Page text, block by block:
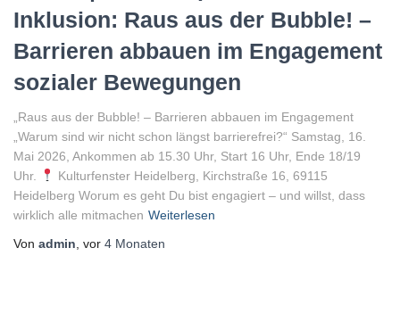
Inklusion: Raus aus der Bubble! –
Barrieren abbauen im Engagement
sozialer Bewegungen
„Raus aus der Bubble! – Barrieren abbauen im Engagement
„Warum sind wir nicht schon längst barrierefrei?“ Samstag, 16.
Mai 2026, Ankommen ab 15.30 Uhr, Start 16 Uhr, Ende 18/19
Uhr.
Kulturfenster Heidelberg, Kirchstraße 16, 69115
Heidelberg Worum es geht Du bist engagiert – und willst, dass
wirklich alle mitmachen Weiterlesen
Von admin , vor 4 Monaten